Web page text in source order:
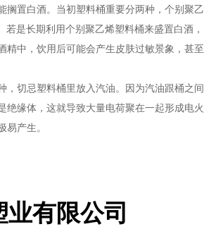
置白酒。当初塑料桶重要分两种，个别聚乙
若是长期利用个别聚乙烯塑料桶来盛置白酒，
精中，饮用后可能会产生皮肤过敏景象，甚至
切忌塑料桶里放入汽油。因为汽油跟桶之间
绝缘体，这就导致大量电荷聚在一起形成电火
易产生。
有限公司